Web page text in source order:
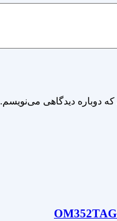
دوباره دیدگاهی می‌نویسم.